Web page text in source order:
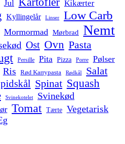
Jul Kikærter
Kyllingelår Linser Low Carb
Mormormad Mørbrad Nemt
Ost Ovn Pasta
Persille Pita Pizza Porre Pølser
Ris Rød Karrypasta Rødkål Salat
Spinat Squash
Svinekotelet Svinekød
Tomat Tærte Vegetarisk